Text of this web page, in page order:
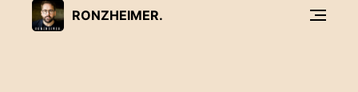
RONZHEIMER.